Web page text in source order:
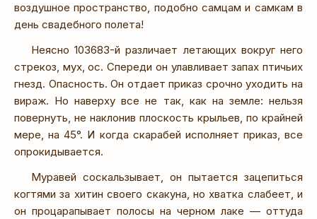
воздушное пространство, подобно самцам и самкам в
день свадебного полета!
Неясно 103683-й различает летающих вокруг него
стрекоз, мух, ос. Спереди он улавливает запах птичьих
гнезд. Опасность. Он отдает приказ срочно уходить на
вираж. Но наверху все не так, как на земле: нельзя
повернуть, не наклонив плоскость крыльев, по крайней
мере, на 45°. И когда скарабей исполняет приказ, все
опрокидывается.
Муравей соскальзывает, он пытается зацепиться
когтями за хитин своего скакуна, но хватка слабеет, и
он процарапывает полосы на черном лаке — оттуда